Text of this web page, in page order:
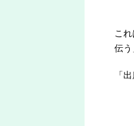
こ
伝う
「